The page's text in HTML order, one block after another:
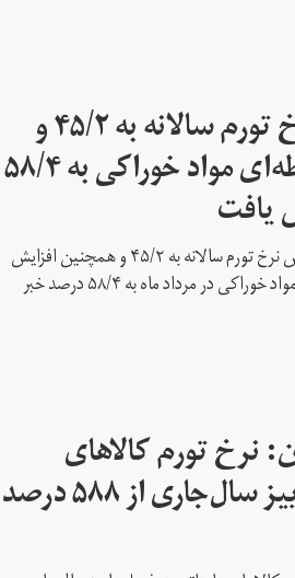
مرکز آمار: نرخ تورم سالانه به ۴۵/۲ و
نرخ تورم نقطه‌ای مواد خوراکی به ۵۸/۴
یافت
مرکز آمار ایران از افزایش نرخ تورم سالانه به ۴۵/۲ و همچنین افزایش
نرخ تورم نقطه به نقطه مواد خوراکی در مرداد ماه به ۵۸/۴ درصد خبر
نرخ تورم کالاهای
وارداتی در پاییز سال‌جاری از ۵۸۸ درصد